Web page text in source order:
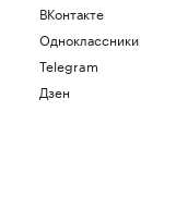
ВКонтакте
Одноклассники
Telegram
Дзен